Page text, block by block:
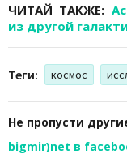
ЧИТАЙ ТАКЖЕ:
из другой
Теги: космос
Не пропусти
bigmir)net в